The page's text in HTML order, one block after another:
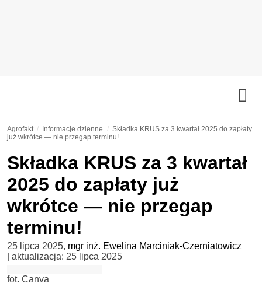
Agrofakt Informacje dzienne
Składka KRUS za 3 kwartał 2025 do zapłaty
już wkrótce — nie przegap terminu!
Składka KRUS za 3 kwartał
2025 do zapłaty już
wkrótce — nie przegap
terminu!
25 lipca 2025, mgr inż. Ewelina Marciniak-Czerniatowicz
| aktualizacja: 25 lipca 2025
fot. Canva